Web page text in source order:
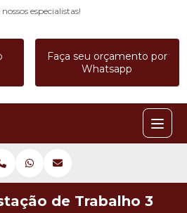
especialistas!
Faça seu orçamento por
Whatsapp
de Trabalho 3